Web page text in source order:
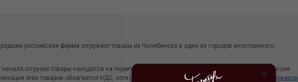
российская фирма отгружает товары из Челябинска в один из городов иностранного
отгрузки товары находятся на территории России, местом их реализации является Россия.
этих товаров облагается НДС, хотя при соблюдении определенных условий экспорт товаров
×